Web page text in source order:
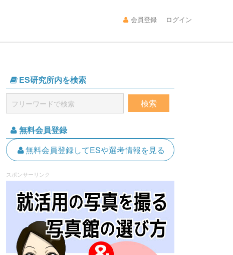
会員登録 ログイン
ES研究所内を検索
無料会員登録
無料会員登録してESや選考情報を見る
スポンサーリンク